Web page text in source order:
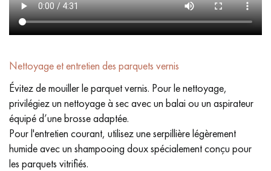
Nettoyage et entretien des parquets vernis
Évitez de mouiller le parquet vernis. Pour le nettoyage,
privilégiez un nettoyage à sec avec un balai ou un aspirateur
équipé d’une brosse adaptée.
Pour l'entretien courant, utilisez une serpillière légèrement
humide avec un shampooing doux spécialement conçu pour
les parquets vitrifiés.